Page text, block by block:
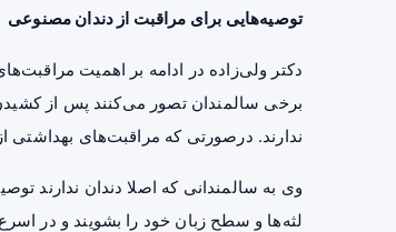
توصیه‌هایی برای مراقبت از دندان مصنوعی
دکتر ولی‌زاده در ادامه بر اهمیت
برخی سالمندان تصور می‌کنند پس از
ندارند. درصورتی که مراقبت‌های بهداشتی
وی به سالمندانی که اصلا دندان ندارند
لثه‌ها و سطح زبان خود را بشویند و در